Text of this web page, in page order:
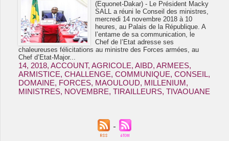
(Equonet-Dakar) - Le Président Macky
SALL a réuni le Conseil des ministres,
mercredi 14 novembre 2018 à 10
heures, au Palais de la République. A
l’entame de sa communication, le
Chef de l’Etat adresse ses
chaleureuses félicitations au ministre des Forces armées, au
Chef d’Etat-Major...
14, 2018, ACCOUNT, AGRICOLE, AIBD, ARMEES,
ARMISTICE, CHALLENGE, COMMUNIQUE, CONSEIL,
DOMAINE, FORCES, MAOULOUD, MILLENIUM,
MINISTRES, NOVEMBRE, TIRAILLEURS, TIVAOUANE